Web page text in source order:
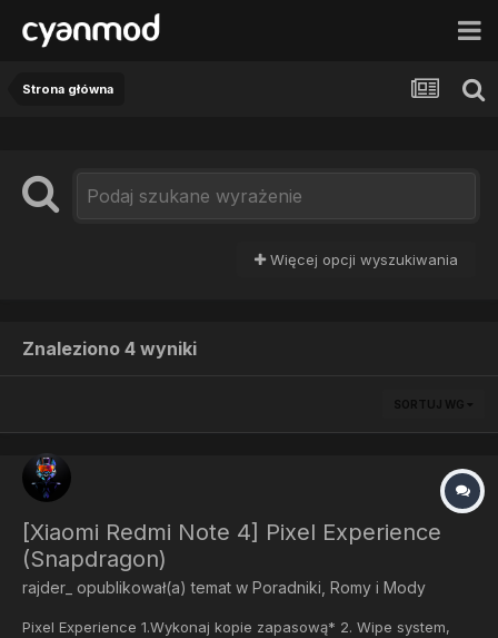
Strona główna
Więcej opcji wyszukiwania
Znaleziono 4 wyniki
SORTUJ WG
[Xiaomi Redmi Note 4] Pixel Experience
(Snapdragon)
rajder_ opublikował(a) temat w Poradniki, Romy i Mody
Pixel Experience 1.Wykonaj kopie zapasową* 2. Wipe system,